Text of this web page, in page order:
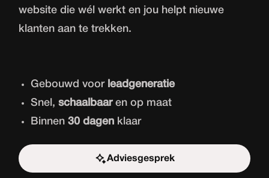
website die wél werkt en jou helpt nieuwe
klanten aan te trekken.
Gebouwd voor leadgeneratie
Snel,schaalbaaren op maat
Binnen30 dagen klaar
Adviesgesprek
Start de uitdaging